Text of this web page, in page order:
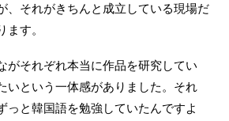
、それがきちんと成立している現場だ
ます。
それぞれ本当に作品を研究してい
いという一体感がありました。それ
っと韓国語を勉強していたんですよ